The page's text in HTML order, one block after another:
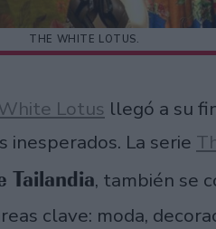
THE WHITE LOTUS.
Lotus llegó a su
inesperados. La serie
Tailandia, también se
clave: moda,